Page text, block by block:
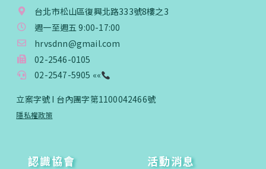
台北市松山區復興北路333號8樓之3
週一至週五 9:00-17:00
hrvsdnn@gmail.com
02-2546-0105
02-2547-5905 ««
立案字號 I 台內團字第1100042466號
隱私權政策
認識協會
活動消息